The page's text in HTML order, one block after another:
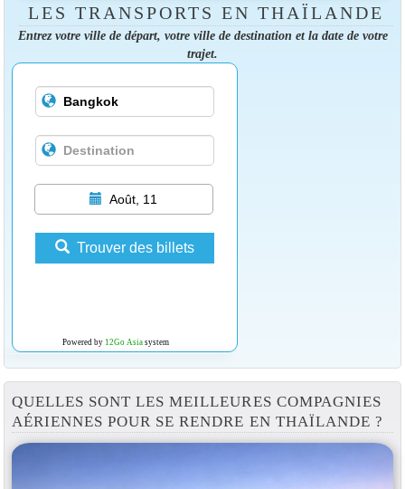
LES TRANSPORTS EN THAÏLANDE
Entrez votre ville de départ, votre ville de destination et la date de votre
trajet.
Août, 11
Trouver des billets
Powered by 12Go Asiasystem
QUELLES SONT LES MEILLEURES COMPAGNIES
AÉRIENNES POUR SE RENDRE EN THAÏLANDE ?